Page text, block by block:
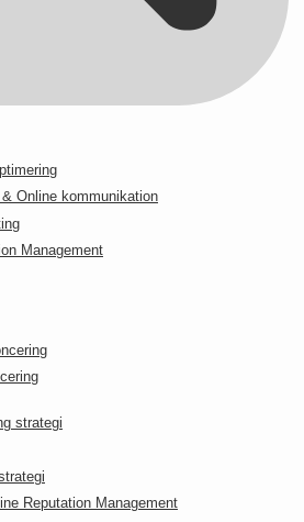
Online kommunikation
Management
strategi
Reputation Management